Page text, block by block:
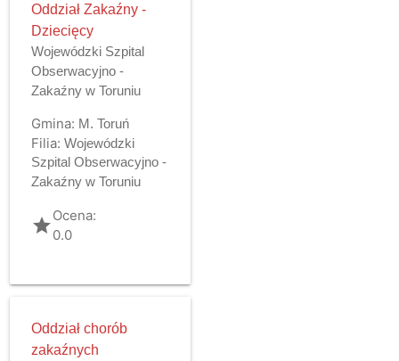
Oddział Zakaźny -
Dziecięcy
Wojewódzki Szpital
Obserwacyjno -
Zakaźny w Toruniu
Gmina: M. Toruń
Filia: Wojewódzki
Szpital Obserwacyjno -
Zakaźny w Toruniu
gradeOcena:
0.0
Oddział chorób
zakaźnych